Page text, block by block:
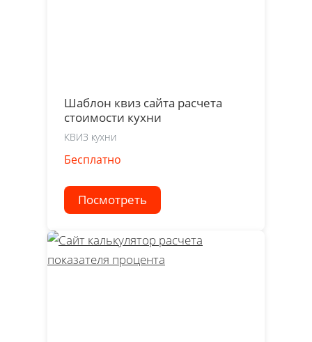
Шаблон квиз сайта расчета
стоимости кухни
КВИЗ кухни
Бесплатно
Посмотреть